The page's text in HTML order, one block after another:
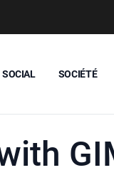
SOCIAL SOCIÉTÉ